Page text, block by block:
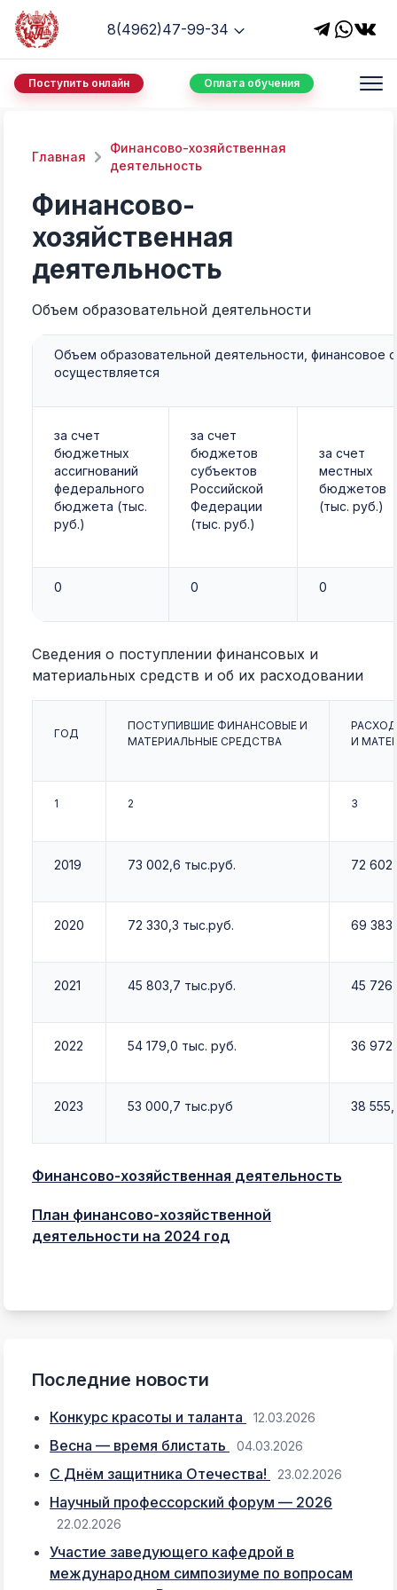
8(4962)47-99-34
Поступить онлайн Оплата обучения
Главная
Финансово-хозяйственная
деятельность
Финансово-
хозяйственная
деятельность
Объем образовательной деятельности
Объем образовательной деятельности, финансовое
осуществляется
за счет
бюджетных
ассигнований
федерального
бюджета (тыс.
руб.)
за счет
бюджетов
субъектов
Российской
Федерации
(тыс. руб.)
за счет
местных
бюджетов
(тыс. руб.)
0 0 0
Сведения о поступлении финансовых и
материальных средств и об их расходовании
ГОД
ПОСТУПИВШИЕ ФИНАНСОВЫЕ И
МАТЕРИАЛЬНЫЕ СРЕДСТВА
И
1 2 3
2019 73 002,6 тыс.руб. 72
2020 72 330,3 тыс.руб. 69
2021 45 803,7 тыс.руб. 45
2022 54 179,0 тыс. руб. 36
2023 53 000,7 тыс.руб 38
Финансово-хозяйственная деятельность
План финансово-хозяйственной
деятельности на 2024 год
Последние новости
Конкурс красоты и таланта 12.03.2026
Весна — время блистать 04.03.2026
С Днём защитника Отечества! 23.02.2026
Научный профессорский форум — 2026
22.02.2026
Участие заведующего кафедрой в
международном симпозиуме по вопросам